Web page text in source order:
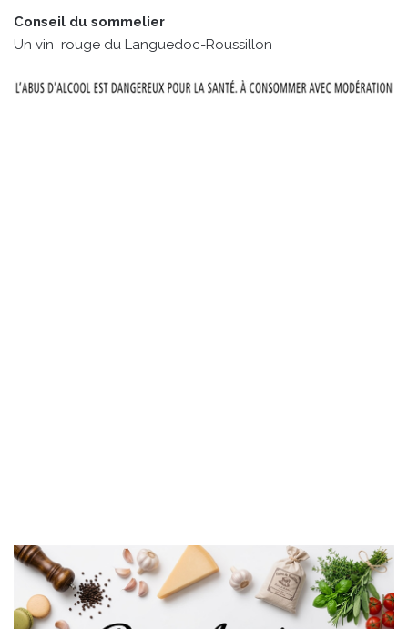
Conseil du sommelier
Un vin rouge du Languedoc-Roussillon